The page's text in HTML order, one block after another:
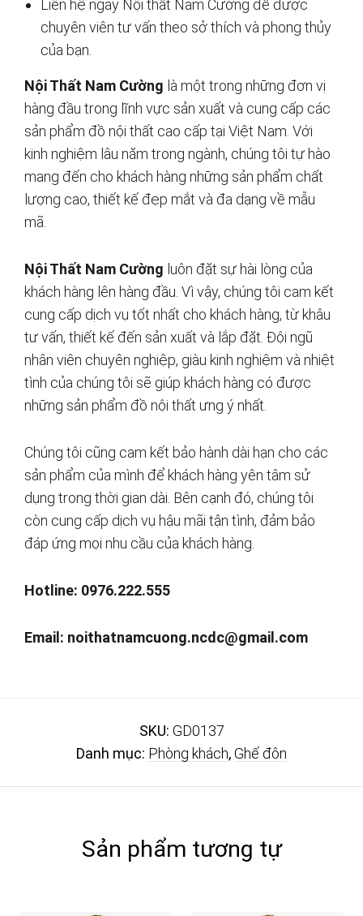
Liên hệ ngay Nội thất Nam Cường để được
chuyên viên tư vấn theo sở thích và phong thủy
của bạn.
Nội Thất Nam Cường là một trong những đơn vị
hàng đầu trong lĩnh vực sản xuất và cung cấp các
sản phẩm đồ nội thất cao cấp tại Việt Nam. Với
kinh nghiệm lâu năm trong ngành, chúng tôi tự hào
mang đến cho khách hàng những sản phẩm chất
lượng cao, thiết kế đẹp mắt và đa dạng về mẫu
mã.
Nội Thất Nam Cường luôn đặt sự hài lòng của
khách hàng lên hàng đầu. Vì vậy, chúng tôi cam kết
cung cấp dịch vụ tốt nhất cho khách hàng, từ khâu
tư vấn, thiết kế đến sản xuất và lắp đặt. Đội ngũ
nhân viên chuyên nghiệp, giàu kinh nghiệm và nhiệt
tình của chúng tôi sẽ giúp khách hàng có được
những sản phẩm đồ nội thất ưng ý nhất.
Chúng tôi cũng cam kết bảo hành dài hạn cho các
sản phẩm của mình để khách hàng yên tâm sử
dụng trong thời gian dài. Bên cạnh đó, chúng tôi
còn cung cấp dịch vụ hậu mãi tận tình, đảm bảo
đáp ứng mọi nhu cầu của khách hàng.
Hotline: 0976.222.555
Email: noithatnamcuong.ncdc@gmail.com
SKU: GD0137
Danh mục: Phòng khách,Ghế đôn
Sản phẩm tương tự